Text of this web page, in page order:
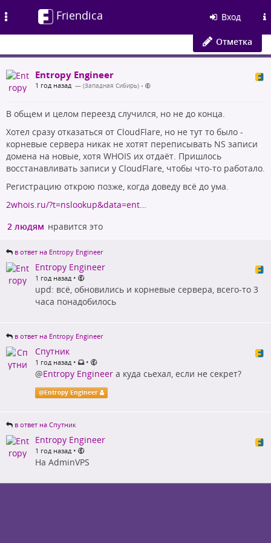
Friendica Вход
Отметка
Entropy Engineer
1 год назад — (Западная Сибирь) •
В общем и целом переезд случился, но не до конца.
Хотел сразу отказаться от CloudFlare, но не тут то было -
корневые сервера никак не хотят переписывать NS записи
домена на новые, хотя WHOIS их отдаёт. Пришлось
восстанавливать записи у CloudFlare, чтобы что-то работало.
Регистрацию открою позже, когда доведу всё до ума.
2whois.ru/?t=nslookup&data=ent…
2 людям нравится это
в ответ на Entropy Engineer
Entropy Engineer
1 год назад •
upd: всё, обновились и корневые сервера, всего-то 3
часа понадобилось
в ответ на Entropy Engineer
Спутник
1 год назад • •
@Entropy Engineer а куда сьехал, если не секрет?
@Entropy Engineer
в ответ на Спутник
Entropy Engineer
1 год назад •
На AdminVPS